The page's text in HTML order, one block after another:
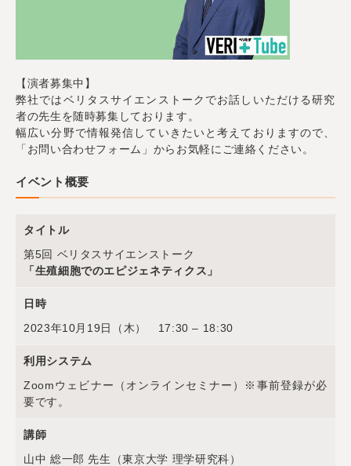
【演者募集中】
弊社ではベリタスサイエンストークでお話しいただける研究
者の先生を随時募集しております。
幅広い分野で情報発信していきたいと考えておりますので、
「お問い合わせフォーム」からお気軽にご連絡ください。
イベント概要
タイトル
第5回 ベリタスサイエンストーク
「生殖細胞でのエピジェネティクス」
日時
2023年10月19日（木） 17:30 – 18:30
利用システム
Zoomウェビナー（オンラインセミナー）※事前登録が必
要です。
講師
山中 総一郎 先生（東京大学 理学研究科）